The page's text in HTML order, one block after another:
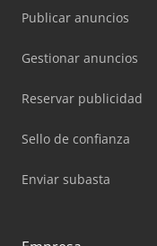
Publicar anuncios
Gestionar anuncios
Reservar publicidad
Sello de confianza
Enviar subasta